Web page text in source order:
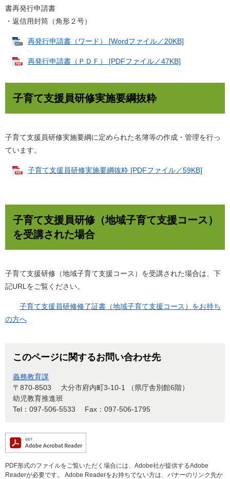
書再発行申請書
・返信用封筒（角形２号）
再発行申請書（ワード） [Wordファイル／20KB]
再発行申請書（ＰＤＦ） [PDFファイル／47KB]
子育て支援員研修実施要綱抜粋
子育て支援員研修実施要綱に定められた名簿等の作成・管理を行っ
ています。
子育て支援員研修実施要綱抜粋 [PDFファイル／59KB]
子育て支援員研修（地域子育て支援コース）
を受講された場合
子育て支援研修（地域子育て支援コース）を受講された場合は、下
記URLをご覧ください。
子育て支援員研修修了証書（地域子育て支援コース）をお持ち
の方へ
このページに関するお問い合わせ先
義務教育課
〒870-8503
大分市府内町3-10-1 （県庁舎別館6階）
幼児教育推進班
Tel：097-506-5533
Fax：097-506-1795
PDF形式のファイルをご覧いただく場合には、Adobe社が提供するAdobe
Readerが必要です。
Adobe Readerをお持ちでない方は、バナーのリンク先か